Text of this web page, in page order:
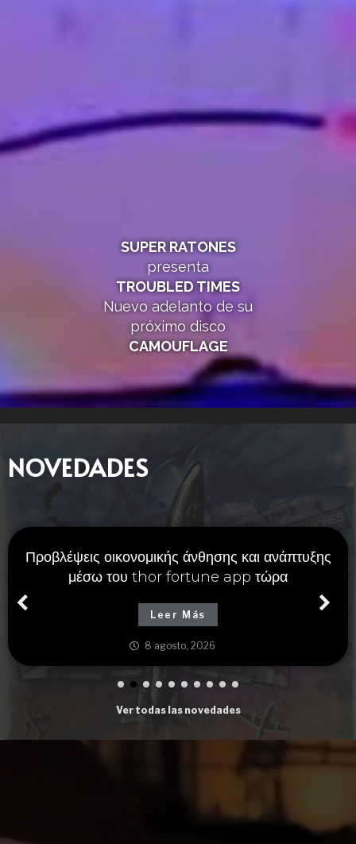
SUPER RATONES
presenta
TROUBLED TIMES
Nuevo adelanto de su
próximo disco
CAMOUFLAGE
NOVEDADES
Προβλέψεις οικονομικής άνθησης και ανάπτυξης
μέσω του thor fortune app τώρα
Leer Más
8 agosto, 2026
Ver todas las novedades